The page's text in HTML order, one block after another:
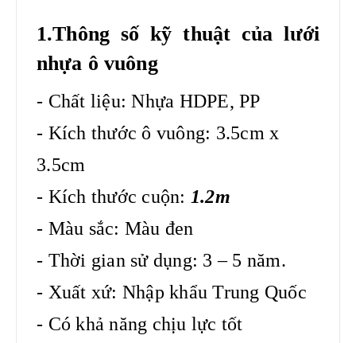
1.Thông số kỹ thuật của lưới
nhựa ô vuông
- Chất liệu: Nhựa HDPE, PP
- Kích thước ô vuông: 3.5cm x
3.5cm
- Kích thước cuộn: 1.2m
- Màu sắc: Màu đen
- Thời gian sử dụng: 3 – 5 năm.
- Xuất xứ: Nhập khẩu Trung Quốc
- Có khả năng chịu lực tốt